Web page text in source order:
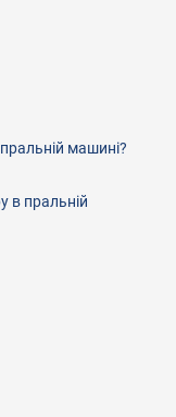
машині?